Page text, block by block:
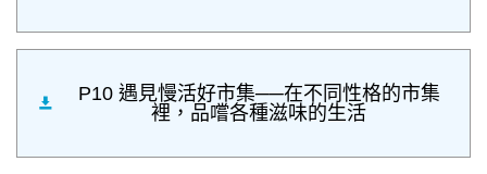
P10 遇見慢活好市集──在不同性格的市集
裡，品嚐各種滋味的生活